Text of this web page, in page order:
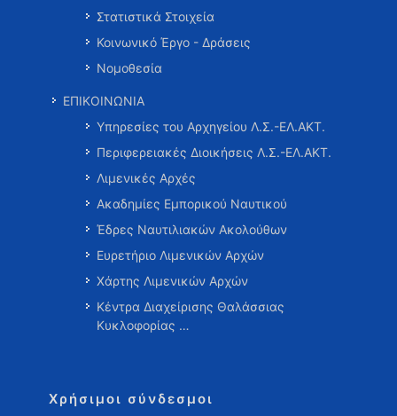
Στατιστικά Στοιχεία
Κοινωνικό Έργο - Δράσεις
Νομοθεσία
ΕΠΙΚΟΙΝΩΝΙΑ
Υπηρεσίες του Αρχηγείου Λ.Σ.-ΕΛ.ΑΚΤ.
Περιφερειακές Διοικήσεις Λ.Σ.-ΕΛ.ΑΚΤ.
Λιμενικές Αρχές
Ακαδημίες Εμπορικού Ναυτικού
Έδρες Ναυτιλιακών Ακολούθων
Ευρετήριο Λιμενικών Αρχών
Χάρτης Λιμενικών Αρχών
Κέντρα Διαχείρισης Θαλάσσιας
Κυκλοφορίας …
Χρήσιμοι σύνδεσμοι